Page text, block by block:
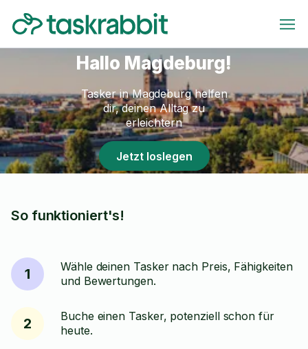
Hallo Magdeburg!
Tasker in Magdeburg helfen
dir, deinen Alltag zu
erleichtern
Jetzt loslegen
So funktioniert's!
1
Wähle deinen Tasker nach Preis, Fähigkeiten
und Bewertungen.
2
Buche einen Tasker, potenziell schon für
heute.